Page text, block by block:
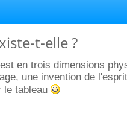
t-elle ?
en trois dimensions
une invention de
le tableau